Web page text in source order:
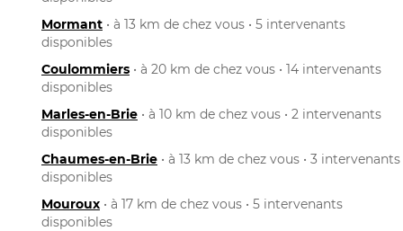
Mormant • à 13 km de chez vous • 5 intervenants
disponibles
Coulommiers • à 20 km de chez vous • 14 intervenants
disponibles
Marles-en-Brie • à 10 km de chez vous • 2 intervenants
disponibles
Chaumes-en-Brie • à 13 km de chez vous • 3 intervenants
disponibles
Mouroux • à 17 km de chez vous • 5 intervenants
disponibles